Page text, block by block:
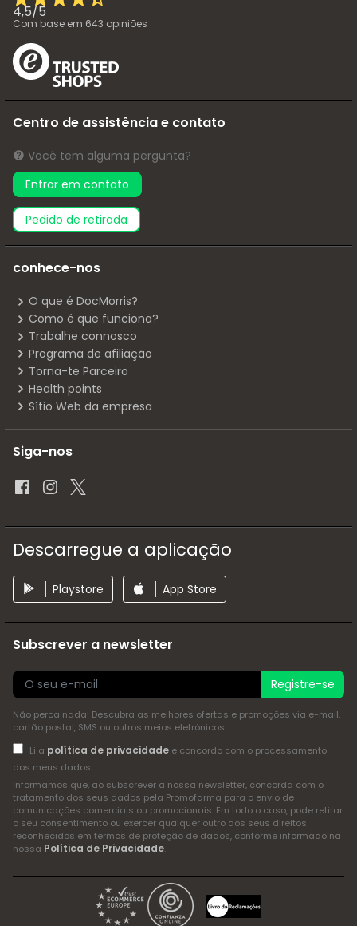
4,5/5
Com base em 643 opiniões
Centro de assistência e contato
Você tem alguma pergunta?
Entrar em contato
pedido de retirada
conhece-nos
O que é DocMorris?
Como é que funciona?
Trabalhe connosco
Programa de afiliação
Torna-te Parceiro
Health points
Sítio Web da empresa
Siga-nos
Descarregue a aplicação
Playstore App Store
Subscrever a newsletter
Registre-se
Não perca nada! Descubra as melhores ofertas e promoções via e-mail,
cartão postal, SMS ou outros meios eletrónicos
Li a política de privacidadee concordo com o processamento
dos meus dados
Informamos que, ao subscrever a nossa newsletter, concorda com o
tratamento dos seus dados pela Promofarma para o envio de
comunicações comerciais ou promocionais. Em todo o caso, pode retirar
o seu consentimento ou exercer qualquer outro dos seus direitos
reconhecidos em termos de proteção de dados, conforme informado na
nossa Política de Privacidade.